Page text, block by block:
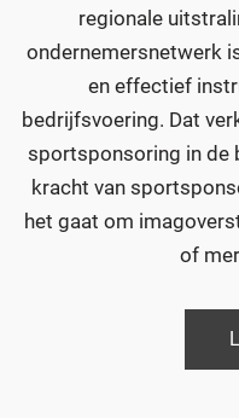
regionale
ondernemersnetwerk
en effectief
bedrijfsvoering. Dat
sportsponsoring in de
kracht van
het gaat om
of